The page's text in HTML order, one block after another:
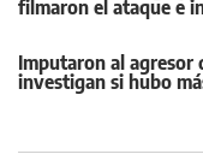
filmaron el ataque e
Imputaron al agresor
investigan si hubo